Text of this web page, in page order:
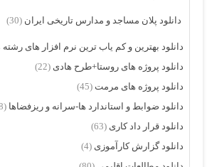
دانلود پلان مساجد و مدارس تاریخی ایران (30)
دانلود بهترین و کم یاب ترین نرم افزار های
دانلود پروژه های روستا+طرح هادی (22)
دانلود پروژه های مرمت (45)
دانلود ضوابط و استاندارد ها-سرانه و ریزفضاها (98)
دانلود قرار داد کاری (63)
دانلود گزارش کارآموزی (4)